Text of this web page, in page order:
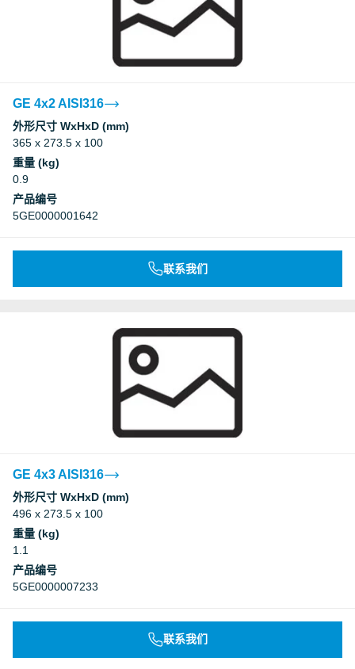
GE 4x2 AISI316
外形尺寸 WxHxD (mm)
365 x 273.5 x 100
重量 (kg)
0.9
产品编号
5GE0000001642
联系我们
GE 4x3 AISI316
外形尺寸 WxHxD (mm)
496 x 273.5 x 100
重量 (kg)
1.1
产品编号
5GE0000007233
联系我们